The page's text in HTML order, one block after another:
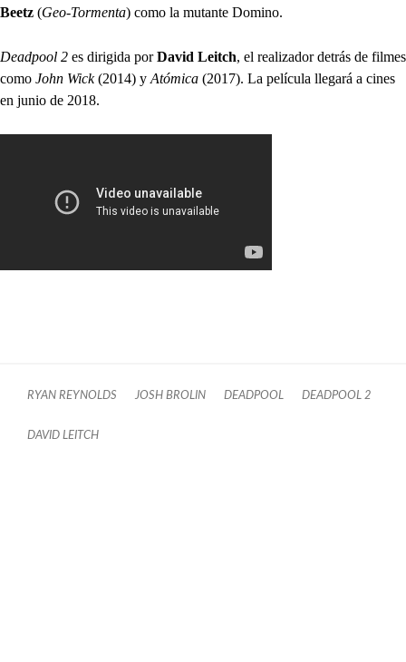
Beetz (Geo-Tormenta) como la mutante Domino.
Deadpool 2 es dirigida porDavid Leitch, el realizador detrás de filmes
como John Wick(2014) y Atómica (2017). La película llegará a cines
en junio de 2018.
RYAN REYNOLDS JOSH BROLIN DEADPOOL DEADPOOL 2
DAVID LEITCH